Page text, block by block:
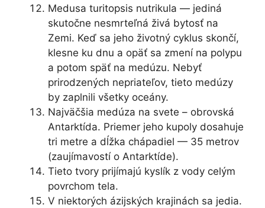
Medusa turitopsis nutrikula — jediná
skutočne nesmrteľná živá bytosť na
Zemi. Keď sa jeho životný cyklus skončí,
klesne ku dnu a opäť sa zmení na polypu
a potom späť na medúzu. Nebyť
prirodzených nepriateľov, tieto medúzy
by zaplnili všetky oceány.
Najväčšia medúza na svete – obrovská
Antarktída. Priemer jeho kupoly dosahuje
tri metre a dĺžka chápadiel — 35 metrov
(zaujímavostí o Antarktíde).
Tieto tvory prijímajú kyslík z vody celým
povrchom tela.
V niektorých ázijských krajinách sa jedia.